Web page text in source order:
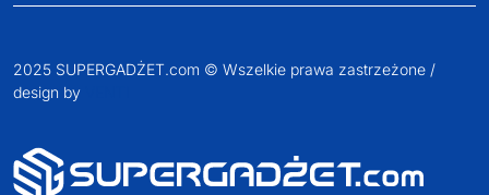
2025 SUPERGADŻET.com © Wszelkie prawa zastrzeżone /
design by